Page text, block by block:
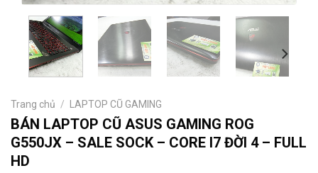
Trang chủ / LAPTOP CŨ GAMING
BÁN LAPTOP CŨ ASUS GAMING ROG
G550JX – SALE SOCK – CORE I7 ĐỜI 4 – FULL
HD